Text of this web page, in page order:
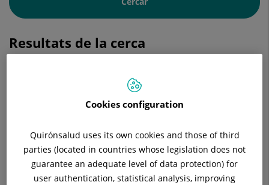
Resultats de la cerca
Laureano Molins Lopez-Rodo
FACULTATIU ESPECIALISTA CIRURGIA
Cookies configuration
Quirónsalud uses its own cookies and those of third
parties (located in countries whose legislation does not
guarantee an adequate level of data protection) for
user authentication, statistical analysis, improving